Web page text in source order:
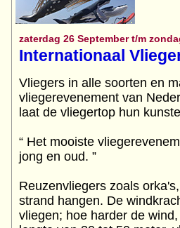
zaterdag 26 September t/m
Internationaal
Vliegers in alle soorten en
vliegerevenement van
laat de vliegertop hun
“ Het mooiste
jong en oud. ”
Reuzenvliegers zoals
strand hangen. De
vliegen; hoe harder de